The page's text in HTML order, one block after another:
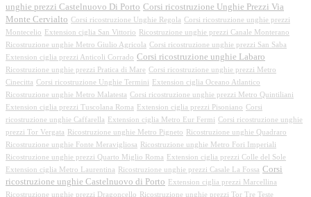
unghie prezzi Castelnuovo Di Porto Corsi ricostruzione Unghie Prezzi Via
Monte Cervialto Corsi ricostruzione Unghie Regola Corsi ricostruzione unghie prezzi
Montecelio
Extension ciglia San Vittorio
Ricostruzione unghie prezzi Canale Monterano
Ricostruzione unghie Metro Giulio Agricola Corsi ricostruzione unghie prezzi San Saba
Extension ciglia prezzi Anticoli Corrado Corsi ricostruzione unghie Labaro
Ricostruzione unghie prezzi Pratica di Mare Corsi ricostruzione unghie prezzi Metro
Cinecitta Corsi ricostruzione Unghie Termini
Extension ciglia Oceano Atlantico
Ricostruzione unghie Metro Malatesta Corsi ricostruzione unghie prezzi Metro Quintiliani
Extension ciglia prezzi Tuscolana Roma
Extension ciglia prezzi Pisoniano Corsi
ricostruzione unghie Caffarella
Extension ciglia Metro Eur Fermi Corsi ricostruzione unghie
prezzi Tor Vergata
Ricostruzione unghie Metro Pigneto
Ricostruzione unghie Quadraro
Ricostruzione unghie Fonte Meravigliosa
Ricostruzione unghie Metro Fori Imperiali
Ricostruzione unghie prezzi Quarto Miglio Roma
Extension ciglia prezzi Colle del Sole
Extension ciglia Metro Laurentina
Ricostruzione unghie prezzi Casale La Fossa Corsi
ricostruzione unghie Castelnuovo di Porto
Extension ciglia prezzi Marcellina
Ricostruzione unghie prezzi Dragoncello
Ricostruzione unghie prezzi Tor Tre Teste